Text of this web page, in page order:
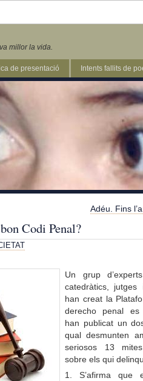
millor la vida.
de presentació Intents fallits de
Adéu. Fins
Codi Penal?
Un grup
catedràtics, jutges
han creat la
derecho penal es
han publicat un
qual desmunten
seriosos 13
sobre els qui
1. S’afirma que